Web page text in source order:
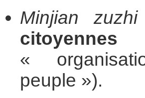
Minjian zuzhi
citoyennes
«
peuple »).